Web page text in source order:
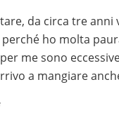
da circa tre
ho molta
me sono
a mangiare
conto